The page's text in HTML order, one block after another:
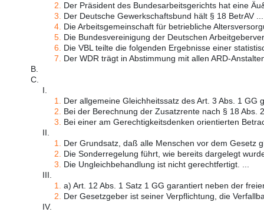
2.
Der Präsident des Bundesarbeitsgerichts hat eine
3.
Der Deutsche Gewerkschaftsbund hält § 18 BetrAV ...
4. Die Arbeitsgemeinschaft für betriebliche
5. Die Bundesvereinigung der Deutschen
6.
Die VBL teilte die folgenden Ergebnisse einer
7.
Der WDR trägt in Abstimmung mit allen ARD-
B.
C.
I.
1.
Der allgemeine Gleichheitssatz des Art. 3 Abs. 1 GG
2.
Bei der Berechnung der Zusatzrente nach § 18 Abs.
3.
Bei einer am Gerechtigkeitsdenken orientierten
II.
1.
Der Grundsatz, daß alle Menschen vor dem Gesetz
2.
Die Sonderregelung führt, wie bereits dargelegt
3.
Die Ungleichbehandlung ist nicht gerechtfertigt. ...
III.
1.
a) Art. 12 Abs. 1 Satz 1 GG garantiert neben der
2.
Der Gesetzgeber ist seiner Verpflichtung, die
IV.